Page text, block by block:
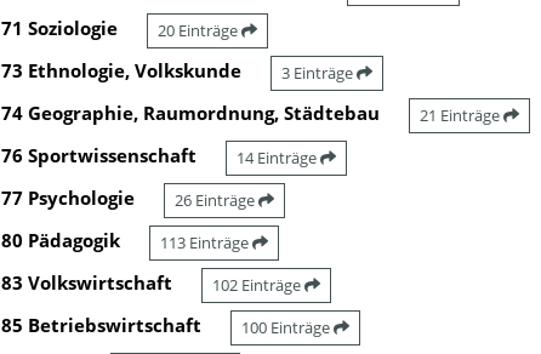
71 Soziologie 20 Einträge
73 Ethnologie, Volkskunde 3 Einträge
74 Geographie, Raumordnung, Städtebau 21 Einträge
76 Sportwissenschaft 14 Einträge
77 Psychologie 26 Einträge
80 Pädagogik 113 Einträge
83 Volkswirtschaft 102 Einträge
85 Betriebswirtschaft 100 Einträge